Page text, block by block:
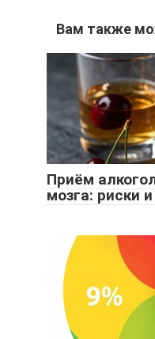
Вам также
Приём
мозга: риски